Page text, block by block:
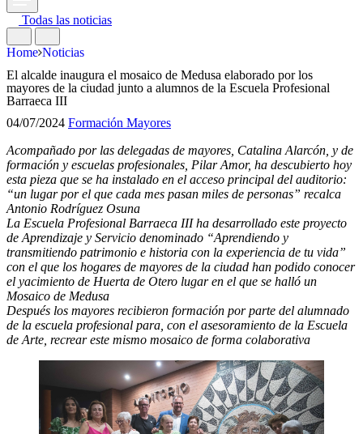
Todas las noticias
Home Noticias
El alcalde inaugura el mosaico de Medusa elaborado por los
mayores de la ciudad junto a alumnos de la Escuela Profesional
Barraeca III
04/07/2024 Formación Mayores
Acompañado por las delegadas de mayores, Catalina Alarcón, y de
formación y escuelas profesionales, Pilar Amor, ha descubierto hoy
esta pieza que se ha instalado en el acceso principal del auditorio:
“un lugar por el que cada mes pasan miles de personas” recalca
Antonio Rodríguez Osuna
La Escuela Profesional Barraeca III ha desarrollado este proyecto
de Aprendizaje y Servicio denominado “Aprendiendo y
transmitiendo patrimonio e historia con la experiencia de tu vida”
con el que los hogares de mayores de la ciudad han podido conocer
el yacimiento de Huerta de Otero lugar en el que se halló un
Mosaico de Medusa
Después los mayores recibieron formación por parte del alumnado
de la escuela profesional para, con el asesoramiento de la Escuela
de Arte, recrear este mismo mosaico de forma colaborativa